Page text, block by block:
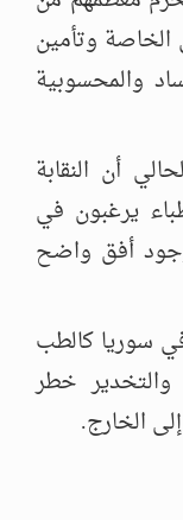
الخاصة وتأمين
والمحسوبية
أن النقابة
من أطباء يرغبون في
أفق واضح
سوريا كالطب
والتخدير خطر
الخارج.